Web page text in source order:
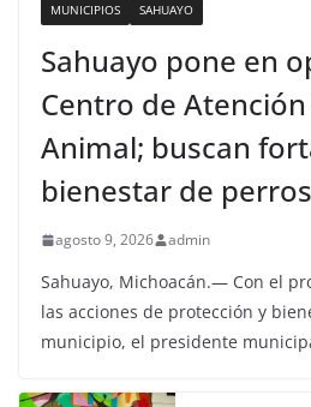
MUNICIPIOS SAHUAYO
Sahuayo pone en
Centro de
Animal; buscan
bienestar de
agosto 9, 2026 admin
Sahuayo, Michoacán.— Con el
las acciones de protección y
municipio, el presidente